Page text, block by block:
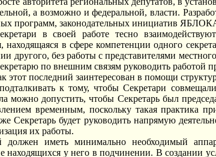
а возможно и федеральной, власти.
программ, законодательных инициатив
в своей работе тесно
находящаяся в сфере компетенции одного
другого, без работы с представителями
по внешним связям руководить работой
этот последний заинтересован в помощи
к тому, чтобы Секретари
можно допустить, чтобы Секретарь был
временным, поскольку такая практика
Секретарь будет руководить напрямую
их работы.
иметь минимально необходимый
находящихся у него в подчинении. В создании